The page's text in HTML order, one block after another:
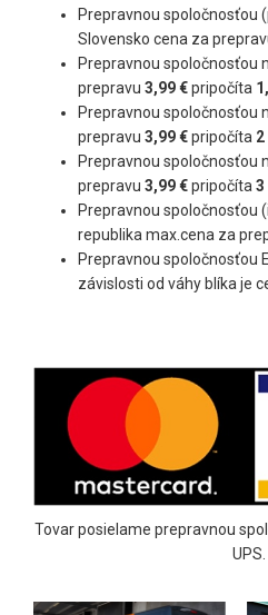
Ochrana osobných údajov
Výmena tovaru
Reklamačné podmieky
Obchodné podmienky
Zásady používania
Prepravnou spoločnosťou
Slovensko cena za
Prepravnou spoločnosťou
prepravu 3,99 €pripočíta
Prepravnou spoločnosťou
prepravu 3,99 €pripočíta 2
Prepravnou spoločnosťou
prepravu 3,99 €pripočíta 3
Prepravnou spoločnosťou
republika max.cena za
Prepravnou spoločnosťou
závislosti od váhy blíka je
Tovar posielame prepravnou
UPS.